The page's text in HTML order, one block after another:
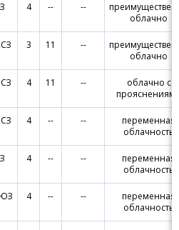
З 4 -- --
облачно
3 11 --
облачно
4 11 --
облачно с
4 -- --
переменная
облачность
З 4 -- --
переменная
облачность
4 -- --
переменная
облачность